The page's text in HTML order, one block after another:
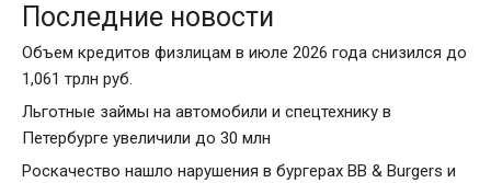
Последние новости
Объем кредитов физлицам в июле 2026 года снизился до
1,061 трлн руб.
Льготные займы на автомобили и спецтехнику в
Петербурге увеличили до 30 млн
Роскачество нашло нарушения в бургерах BB & Burgers и